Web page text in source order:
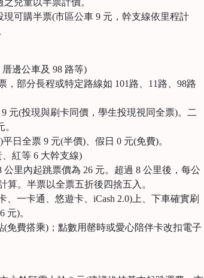
兒童以半票計價。
可購半票(市區公車 9 元，幹支線依里程計
邊公車及 98 路等)
部分長程或特定路線如 101路、11路、98路
元(投現與刷卡同價，學生投現視同全票)。二
日全票 9 元(半價)、假日 0 元(免費)。
紅等 6 大幹支線)
里內起跳票價為 26 元。超過 8 公里後，每公
算。半票以全票五折後四捨五入。
一卡通、悠遊卡、iCash 2.0)上、下車確實刷
元)。
免費搭乘)；點數用罄時或愛心陪伴卡改扣電子